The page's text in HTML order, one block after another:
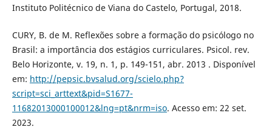
Instituto Politécnico de Viana do Castelo, Portugal, 2018.
CURY, B. de M. Reflexões sobre a formação do psicólogo no
Brasil: a importância dos estágios curriculares. Psicol. rev.
Belo Horizonte, v. 19, n. 1, p. 149-151, abr. 2013 . Disponível
em: http://pepsic.bvsalud.org/scielo.php?
script=sci_arttext&pid=S1677-
11682013000100012&lng=pt&nrm=iso. Acesso em: 22 set.
2023.